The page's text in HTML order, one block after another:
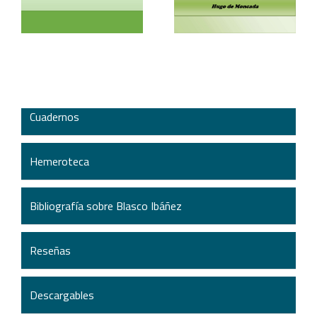
Cuadernos
Hemeroteca
Bibliografía sobre Blasco Ibáñez
Reseñas
Descargables